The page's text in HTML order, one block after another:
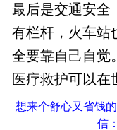
最后是交通安全
有栏杆，火车站
全要靠自己自觉
医疗救护可以在
想来个舒心又省钱
信